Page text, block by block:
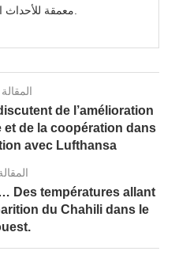
de l’amélioration
de la coopération dans
avec Lufthansa
Des températures allant
du Chahili dans le